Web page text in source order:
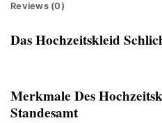
Reviews (0)
Das Hochzeitskleid
Merkmale Des
Standesamt